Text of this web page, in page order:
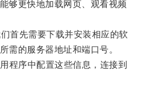
够更快地加载网页、观看视频
先需要下载并安装相应的软
需的服务器地址和端口号。
序中配置这些信息，连接到